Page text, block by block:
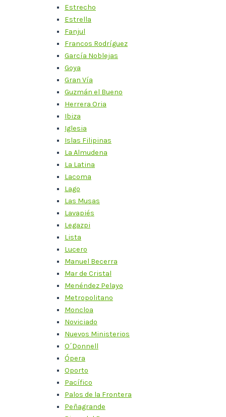
Estrecho
Estrella
Fanjul
Francos Rodríguez
García Noblejas
Goya
Gran Vía
Guzmán el Bueno
Herrera Oria
Ibiza
Iglesia
Islas Filipinas
La Almudena
La Latina
Lacoma
Lago
Las Musas
Lavapiés
Legazpi
Lista
Lucero
Manuel Becerra
Mar de Cristal
Menéndez Pelayo
Metropolitano
Moncloa
Noviciado
Nuevos Ministerios
O´Donnell
Ópera
Oporto
Pacífico
Palos de la Frontera
Peñagrande